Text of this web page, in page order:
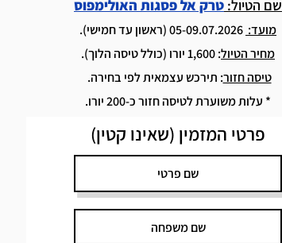
שם הטיול: טרק אל פסגות האולימפוס
מועד:
מחיר הטיול: 1,600 יורו (כולל טיסה הלוך).
טיסה חזור: תירכש עצמאית לפי בחירה.
* עלות משוערת לטיסה חזור כ-200 יורו.
פרטי המזמין (שאינו קטין)